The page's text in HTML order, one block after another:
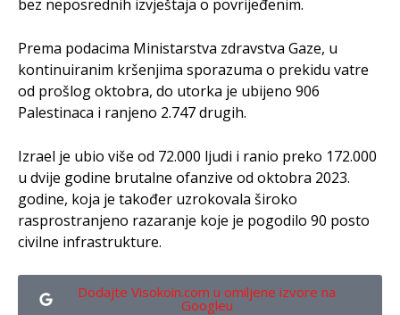
bez neposrednih izvještaja o povrijeđenim.
Prema podacima Ministarstva zdravstva Gaze, u
kontinuiranim kršenjima sporazuma o prekidu vatre
od prošlog oktobra, do utorka je ubijeno 906
Palestinaca i ranjeno 2.747 drugih.
Izrael je ubio više od 72.000 ljudi i ranio preko 172.000
u dvije godine brutalne ofanzive od oktobra 2023.
godine, koja je također uzrokovala široko
rasprostranjeno razaranje koje je pogodilo 90 posto
civilne infrastrukture.
Dodajte Visokoin.com u omiljene izvore na
Googleu